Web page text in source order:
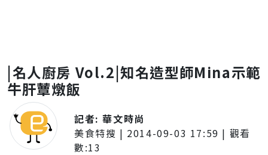
|名人廚房 Vol.2|知名造型師Mina示範
牛肝蕈燉飯
記者:華文時尚
美食特搜 | 2014-09-03 17:59 | 觀看
數:13